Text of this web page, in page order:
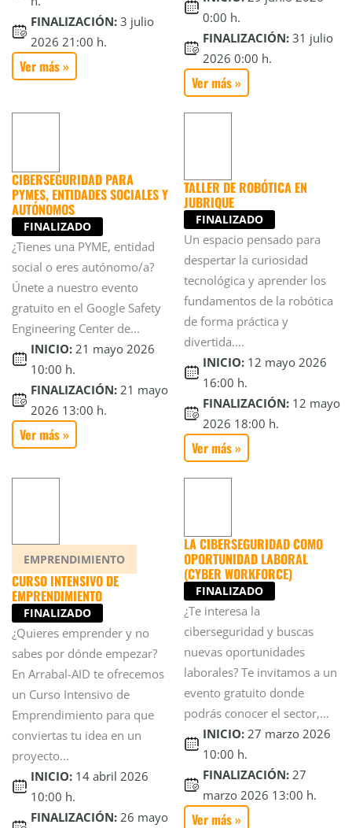
FINALIZACIÓN: 3 julio
2026 21:00 h.
Ver más »
0:00 h.
FINALIZACIÓN: 31 julio
2026 0:00 h.
Ver más »
CIBERSEGURIDAD PARA
PYMES, ENTIDADES SOCIALES Y
AUTÓNOMOS
FINALIZADO
¿Tienes una PYME, entidad
social o eres autónomo/a?
Únete a nuestro evento
gratuito en el Google Safety
Engineering Center de...
INICIO: 21 mayo 2026
10:00 h.
FINALIZACIÓN: 21 mayo
2026 13:00 h.
Ver más »
TALLER DE ROBÓTICA EN
JUBRIQUE
FINALIZADO
Un espacio pensado para
despertar la curiosidad
tecnológica y aprender los
fundamentos de la robótica
de forma práctica y
divertida....
INICIO: 12 mayo 2026
16:00 h.
FINALIZACIÓN: 12 mayo
2026 18:00 h.
Ver más »
EMPRENDIMIENTO
CURSO INTENSIVO DE
EMPRENDIMIENTO
FINALIZADO
¿Quieres emprender y no
sabes por dónde empezar?
En Arrabal-AID te ofrecemos
un Curso Intensivo de
Emprendimiento para que
conviertas tu idea en un
proyecto...
INICIO: 14 abril 2026
10:00 h.
FINALIZACIÓN: 26 mayo
LA CIBERSEGURIDAD COMO
OPORTUNIDAD LABORAL
(CYBER WORKFORCE)
FINALIZADO
¿Te interesa la
ciberseguridad y buscas
nuevas oportunidades
laborales? Te invitamos a un
evento gratuito donde
podrás conocer el sector,...
INICIO: 27 marzo 2026
10:00 h.
FINALIZACIÓN: 27
marzo 2026 13:00 h.
Ver más »